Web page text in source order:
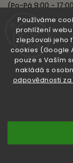
Používáme
prohlížení
zlepšovali jeho
cookies (Google
pouze s Vaším
nakládá s
odpovědnosti
(Po-Pá 9:00 -
info@hairbeat.cz
Hairbeat
O nás
Pro salony